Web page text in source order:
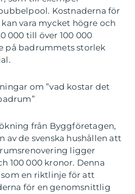
Kostnaderna för
vara mycket högre och
000 till över 100 000
på badrummets storlek
om ”vad kostar det
från Byggföretagen,
av de svenska hushållen att
ligger
100 000 kronor. Denna
en riktlinje för att
för en genomsnittlig